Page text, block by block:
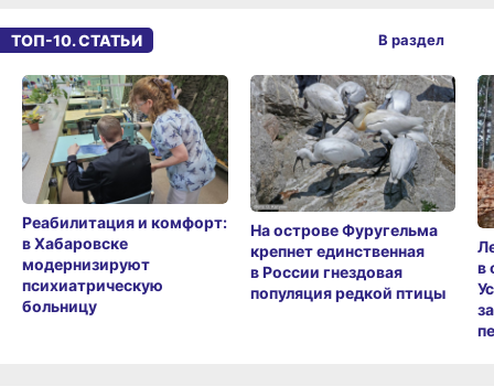
ТОП-10. СТАТЬИ
Реабилитация и комфорт:
в Хабаровске
модернизируют
психиатрическую
больницу
На острове Фуругельма
крепнет единственная
в России гнездовая
популяция редкой птицы
в
В раздел